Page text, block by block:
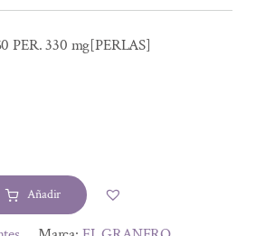
PER. 330 mg[PERLAS]
€.
€.
Añadir